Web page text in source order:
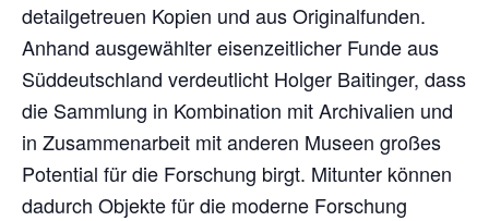
detailgetreuen Kopien und aus Originalfunden.
Anhand ausgewählter eisenzeitlicher Funde aus
Süddeutschland verdeutlicht Holger Baitinger, dass
die Sammlung in Kombination mit Archivalien und
in Zusammenarbeit mit anderen Museen großes
Potential für die Forschung birgt. Mitunter können
dadurch Objekte für die moderne Forschung